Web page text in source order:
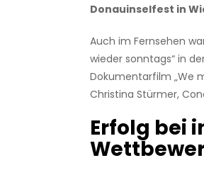
Donauinselfest in
Auch im Fernsehen
wieder sonntags“ in
Dokumentarfilm „We
Christina Stürmer,
Erfolg bei